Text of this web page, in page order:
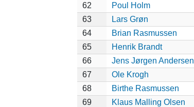
62
Poul Holm
63
Lars Grøn
64
Brian Rasmussen
65
Henrik Brandt
66
Jens Jørgen Andersen
67
Ole Krogh
68
Birthe Rasmussen
69
Klaus Malling Olsen